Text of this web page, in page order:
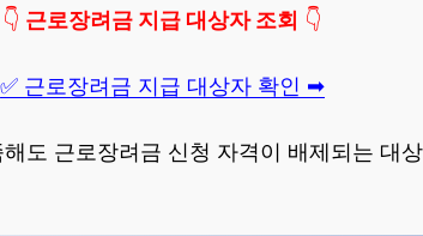
👇 근로장려금 지급 대상자 조회 👇
✅ 근로장려금 지급 대상자 확인 ➡
도 근로장려금 신청 자격이 배제되는 대